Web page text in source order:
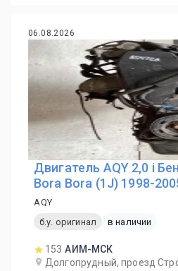
06.08.2026
Двигатель AQY 2,0 i
Bora Bora (1J) 1998-
AQY
б.у. оригинал
в наличии
153 АИМ-МСК
Долгопрудный, проезд